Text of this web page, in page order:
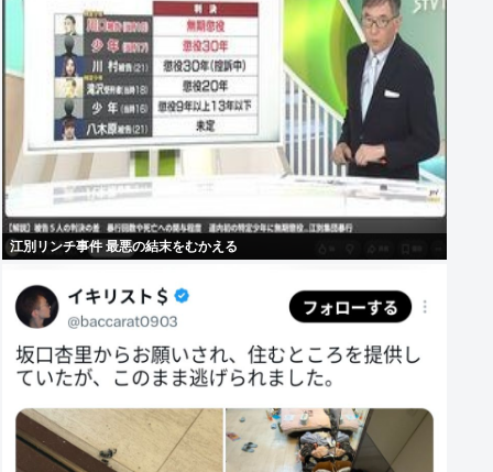
江別リンチ事件 最悪の結末をむかえる